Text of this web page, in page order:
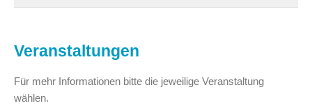
Veranstaltungen
Für mehr Informationen bitte die jeweilige Veranstaltung
wählen.